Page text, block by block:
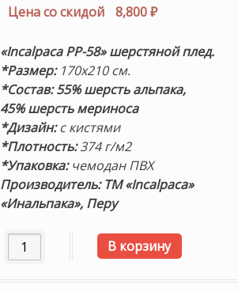
цена
9,500 ₽.
Цена со скидой 8,800₽Текущая
8,800 ₽.
«Incalpaca PP-58»шерстяной плед.
*Размер:170х210 см.
*Состав: 55% шерсть альпака,
45% шерсть мериноса
*Дизайн:с кистями
*Плотность:374 г/м2
*Упаковка:чемодан ПВХ
Производитель: ТМ «Incalpaca»
«Инальпака», Перу
Количество товара Шерстяной плед
В корзину